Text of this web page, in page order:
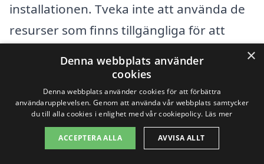
installationen. Tveka inte att använda de
resurser som finns tillgängliga för att
investering i ditt hem.
Få 3 erbjudanden, gratis och utan
förpliktelser
×
Denna webbplats använder
cookies
Denna webbplats använder cookies för att förbättra
användarupplevelsen. Genom att använda vår webbplats samtycker
du till alla cookies i enlighet med vår cookiepolicy. Läs mer
ACCEPTERA ALLA AVVISA ALLT